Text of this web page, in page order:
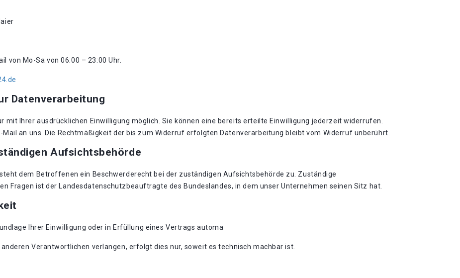
von Mo-Sa von 06:00 – 23:00 Uhr.
Datenverarbeitung
mit Ihrer ausdrücklichen Einwilligung möglich. Sie können eine bereits erteilte Einwilligung jederzeit widerrufen.
an uns. Die Rechtmäßigkeit der bis zum Widerruf erfolgten Datenverarbeitung bleibt vom Widerruf unberührt.
Aufsichtsbehörde
dem Betroffenen ein Beschwerderecht bei der zuständigen Aufsichtsbehörde zu. Zuständige
Fragen ist der Landesdatenschutzbeauftragte des Bundeslandes, in dem unser Unternehmen seinen Sitz hat.
Ihrer Einwilligung oder in Erfüllung eines Vertrags automa
Verantwortlichen verlangen, erfolgt dies nur, soweit es technisch machbar ist.